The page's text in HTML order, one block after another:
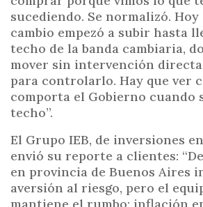
sucediendo. Se normalizó.
cambio empezó a subir hasta
techo de la banda cambiaria,
mover sin intervención
para controlarlo. Hay que ver
comporta el Gobierno cuando
techo”.
El Grupo IEB, de inversiones
envió su reporte a clientes:
en provincia de Buenos Aires
aversión al riesgo, pero el
mantiene el rumbo: inflación